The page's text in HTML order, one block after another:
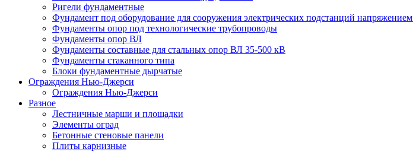
Ригели фундаментные
Фундамент под оборудование для сооружения электрических подстанций
Фундаменты опор под технологические трубопроводы
Фундаменты опор ВЛ
Фундаменты составные для стальных опор ВЛ 35-500 кВ
Фундаменты стаканного типа
Блоки фундаментные дырчатые
Ограждения Нью-Джерси
Ограждения Нью-Джерси
Разное
Лестничные марши и площадки
Элементы оград
Бетонные стеновые панели
Плиты карнизные